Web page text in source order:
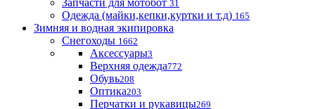
Запчасти для мотобот 31
Одежда (майки,кепки,куртки и т.д) 165
Зимняя и водная экипировка
Снегоходы 1662
Аксессуары3
Верхняя одежда772
Обувь208
Оптика203
Перчатки и рукавицы269